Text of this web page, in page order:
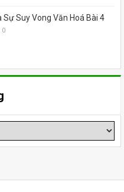
Sự Suy Vong Văn Hoá Bài 4
0